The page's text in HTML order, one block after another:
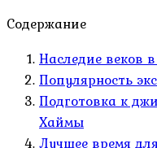
Содержание
Наследие веков
Популярность
Подготовка к
Хаймы
Лучшее время